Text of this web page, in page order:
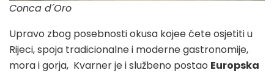
Conca d´Oro
Upravo zbog posebnosti okusa kojee ćete osjetiti u
Rijeci, spoja tradicionalne i moderne gastronomije,
mora i gorja, Kvarner je i službeno postao Europska